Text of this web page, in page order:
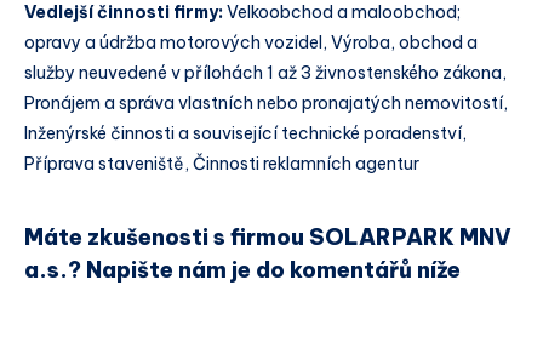
Vedlejší činnosti firmy:Velkoobchod a maloobchod;
opravy a údržba motorových vozidel, Výroba, obchod a
služby neuvedené v přílohách 1 až 3 živnostenského zákona,
Pronájem a správa vlastních nebo pronajatých nemovitostí,
Inženýrské činnosti a související technické poradenství,
Příprava staveniště, Činnosti reklamních agentur
Máte zkušenosti s firmou SOLARPARK MNV
a.s.? Napište nám je do komentářů níže